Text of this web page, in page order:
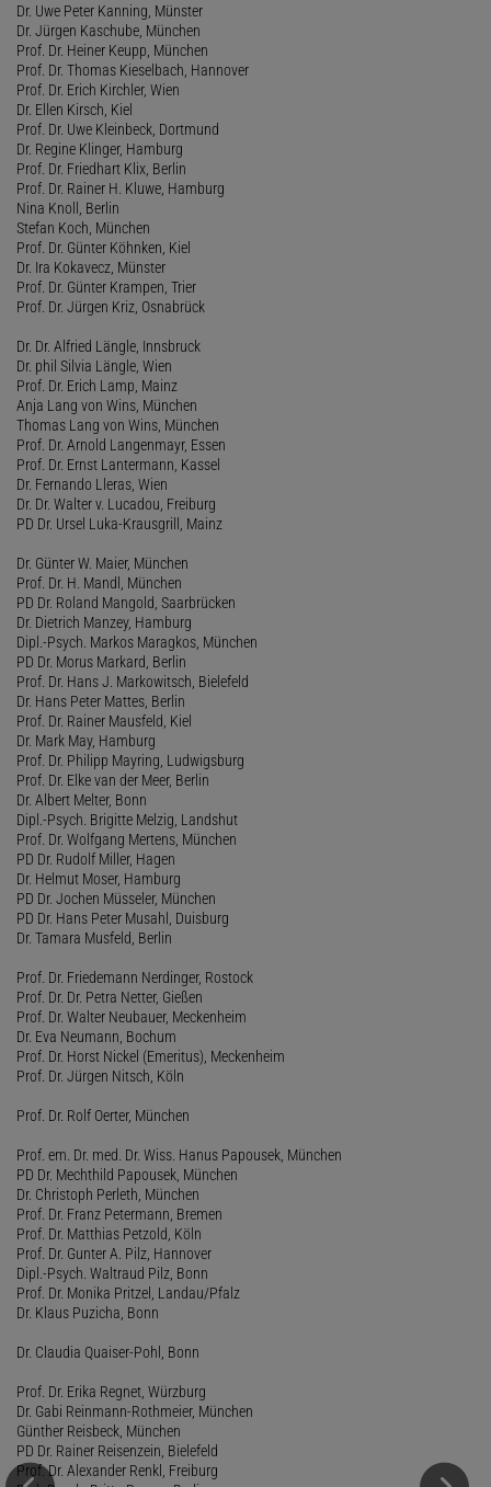
Dr. Uwe Peter Kanning, Münster
Dr. Jürgen Kaschube, München
Prof. Dr. Heiner Keupp, München
Prof. Dr. Thomas Kieselbach, Hannover
Prof. Dr. Erich Kirchler, Wien
Dr. Ellen Kirsch, Kiel
Prof. Dr. Uwe Kleinbeck, Dortmund
Dr. Regine Klinger, Hamburg
Prof. Dr. Friedhart Klix, Berlin
Prof. Dr. Rainer H. Kluwe, Hamburg
Nina Knoll, Berlin
Stefan Koch, München
Prof. Dr. Günter Köhnken, Kiel
Dr. Ira Kokavecz, Münster
Prof. Dr. Günter Krampen, Trier
Prof. Dr. Jürgen Kriz, Osnabrück
Dr. Dr. Alfried Längle, Innsbruck
Dr. phil Silvia Längle, Wien
Prof. Dr. Erich Lamp, Mainz
Anja Lang von Wins, München
Thomas Lang von Wins, München
Prof. Dr. Arnold Langenmayr, Essen
Prof. Dr. Ernst Lantermann, Kassel
Dr. Fernando Lleras, Wien
Dr. Dr. Walter v. Lucadou, Freiburg
PD Dr. Ursel Luka-Krausgrill, Mainz
Dr. Günter W. Maier, München
Prof. Dr. H. Mandl, München
PD Dr. Roland Mangold, Saarbrücken
Dr. Dietrich Manzey, Hamburg
Dipl.-Psych. Markos Maragkos, München
PD Dr. Morus Markard, Berlin
Prof. Dr. Hans J. Markowitsch, Bielefeld
Dr. Hans Peter Mattes, Berlin
Prof. Dr. Rainer Mausfeld, Kiel
Dr. Mark May, Hamburg
Prof. Dr. Philipp Mayring, Ludwigsburg
Prof. Dr. Elke van der Meer, Berlin
Dr. Albert Melter, Bonn
Dipl.-Psych. Brigitte Melzig, Landshut
Prof. Dr. Wolfgang Mertens, München
PD Dr. Rudolf Miller, Hagen
Dr. Helmut Moser, Hamburg
PD Dr. Jochen Müsseler, München
PD Dr. Hans Peter Musahl, Duisburg
Dr. Tamara Musfeld, Berlin
Prof. Dr. Friedemann Nerdinger, Rostock
Prof. Dr. Dr. Petra Netter, Gießen
Prof. Dr. Walter Neubauer, Meckenheim
Dr. Eva Neumann, Bochum
Prof. Dr. Horst Nickel (Emeritus), Meckenheim
Prof. Dr. Jürgen Nitsch, Köln
Prof. Dr. Rolf Oerter, München
Prof. em. Dr. med. Dr. Wiss. Hanus Papousek, München
PD Dr. Mechthild Papousek, München
Dr. Christoph Perleth, München
Prof. Dr. Franz Petermann, Bremen
Prof. Dr. Matthias Petzold, Köln
Prof. Dr. Gunter A. Pilz, Hannover
Dipl.-Psych. Waltraud Pilz, Bonn
Prof. Dr. Monika Pritzel, Landau/Pfalz
Dr. Klaus Puzicha, Bonn
Dr. Claudia Quaiser-Pohl, Bonn
Prof. Dr. Erika Regnet, Würzburg
Dr. Gabi Reinmann-Rothmeier, München
Günther Reisbeck, München
PD Dr. Rainer Reisenzein, Bielefeld
Prof. Dr. Alexander Renkl, Freiburg